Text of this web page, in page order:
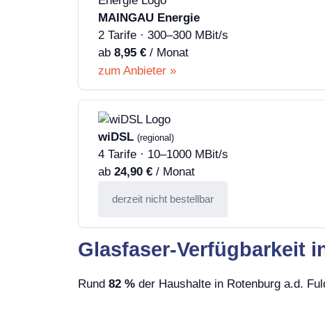
MAINGAU Energie
2 Tarife · 300–300 MBit/s
ab 8,95 € / Monat
zum Anbieter »
wiDSL (regional)
4 Tarife · 10–1000 MBit/s
ab 24,90 € / Monat
derzeit nicht bestellbar
Glasfaser-Verfügbarkeit
Rund 82 % der Haushalte in Rotenburg a.d.